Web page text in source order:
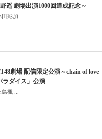
遥 劇場出演1000回達成記念～
彩加...
劇場 配信限定公演～chain of love
ラダイス」公演
楓 ...